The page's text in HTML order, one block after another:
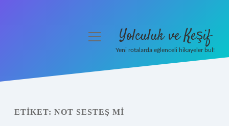
Yasal Uyarı
menüyü Yolculuk ve Keşif
Yeni rotalarda eğlenceli hikayeler bul!
ETIKET: NOT SESTEŞ MI